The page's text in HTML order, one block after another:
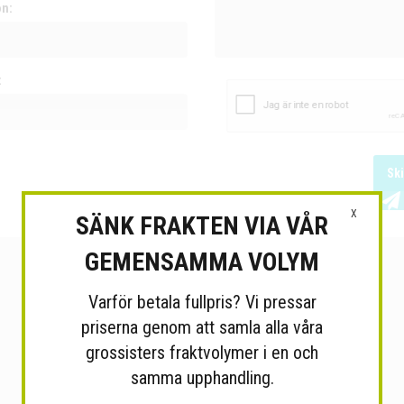
X
SÄNK FRAKTEN VIA VÅR
GEMENSAMMA VOLYM
Varför betala fullpris? Vi pressar
priserna genom att samla alla våra
grossisters fraktvolymer i en och
samma upphandling.